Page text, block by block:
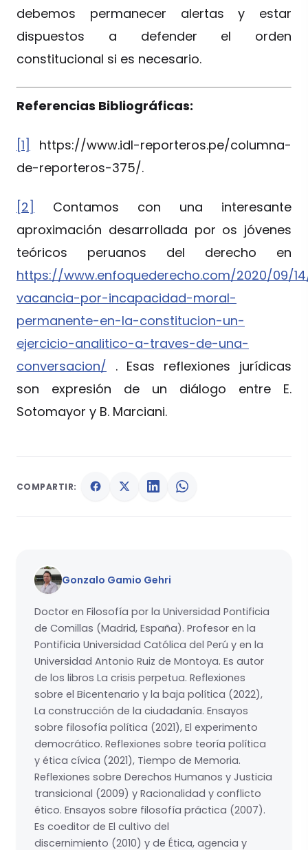
debemos permanecer alertas y estar
dispuestos a defender el orden
constitucional si es necesario.
Referencias Bibliográficas:
[1]
https://www.idl-reporteros.pe/columna-
de-reporteros-375/.
[2]
Contamos con una interesante
aproximación desarrollada por os jóvenes
teóricos peruanos del derecho en
https://www.enfoquederecho.com/2020/09/
vacancia-por-incapacidad-moral-
permanente-en-la-constitucion-un-
ejercicio-analitico-a-traves-de-una-
conversacion/ . Esas reflexiones jurídicas
son expresión de un diálogo entre E.
Sotomayor y B. Marciani.
COMPARTIR:
Gonzalo Gamio Gehri
Doctor en Filosofía por la Universidad Pontificia
de Comillas (Madrid, España). Profesor en la
Pontificia Universidad Católica del Perú y en la
Universidad Antonio Ruiz de Montoya. Es autor
de los libros La crisis perpetua. Reflexiones
sobre el Bicentenario y la baja política (2022),
La construcción de la ciudadanía. Ensayos
sobre filosofía política (2021), El experimento
democrático. Reflexiones sobre teoría política
y ética cívica (2021), Tiempo de Memoria.
Reflexiones sobre Derechos Humanos y Justicia
transicional (2009) y Racionalidad y conflicto
ético. Ensayos sobre filosofía práctica (2007).
Es coeditor de El cultivo del
discernimiento (2010) y de Ética, agencia y